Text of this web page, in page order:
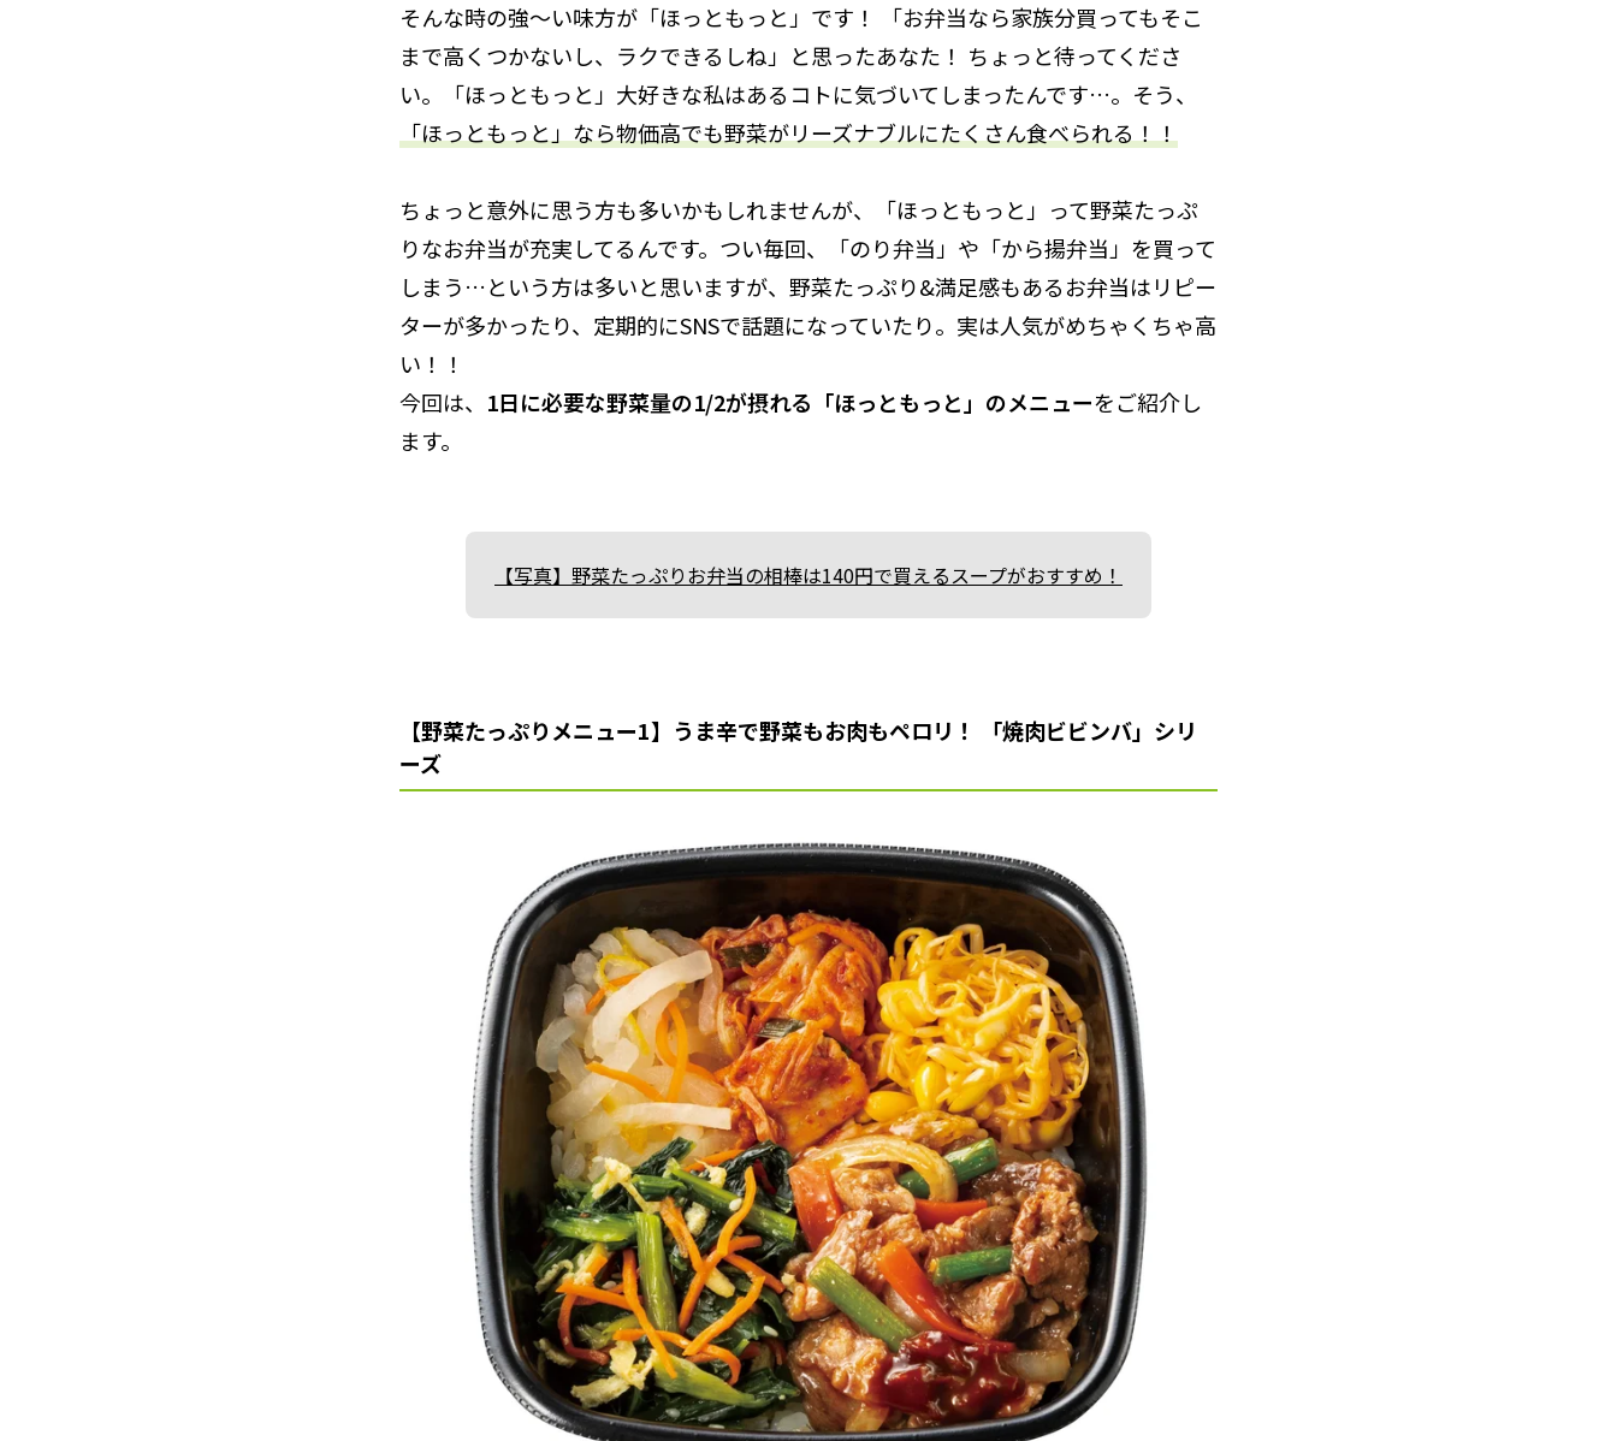
そんな時の強～い味方が「ほっともっと」です！ 「お弁当なら家族分買ってもそこ
まで高くつかないし、ラクできるしね」と思ったあなた！ ちょっと待ってくださ
い。「ほっともっと」大好きな私はあるコトに気づいてしまったんです…。そう、
「ほっともっと」なら物価高でも野菜がリーズナブルにたくさん食べられる！！
ちょっと意外に思う方も多いかもしれませんが、「ほっともっと」って野菜たっぷ
りなお弁当が充実してるんです。つい毎回、「のり弁当」や「から揚弁当」を買って
しまう…という方は多いと思いますが、野菜たっぷり&満足感もあるお弁当はリピー
ターが多かったり、定期的にSNSで話題になっていたり。実は人気がめちゃくちゃ高
い！！
今回は、 1日に必要な野菜量の1/2が摂れる「ほっともっと」のメニューをご紹介し
ます。
【写真】野菜たっぷりお弁当の相棒は140円で買えるスープがおすすめ！
【野菜たっぷりメニュー1】うま辛で野菜もお肉もペロリ！ 「焼肉ビビンバ」シリ
ーズ